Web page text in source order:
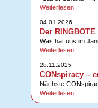
Weiterlesen
04.01.2026
Der
Was hat uns im
Weiterlesen
28.11.2025
CONspiracy –
Nächste
Weiterlesen